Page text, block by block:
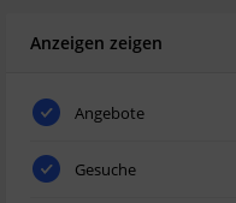
Anzeigen zeigen
Angebote
Gesuche